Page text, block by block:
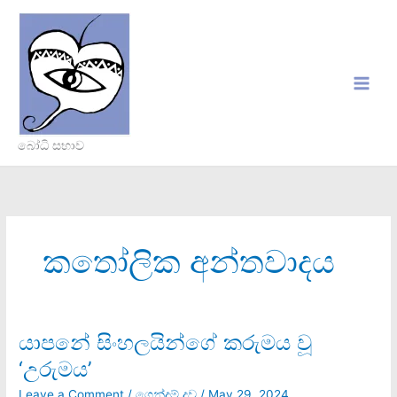
content
බෝධි සභාව
කතෝලික අන්තවාදය
යාපනේ සිංහලයින්ගේ කරුමය වූ
‘උරුමය’
යාපනේ
කරුමය
වූ